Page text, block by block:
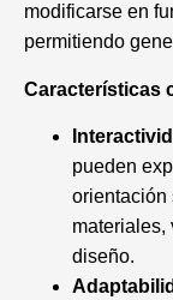
modificarse en
permitiendo
Características
pueden
orientación
materiales,
diseño.